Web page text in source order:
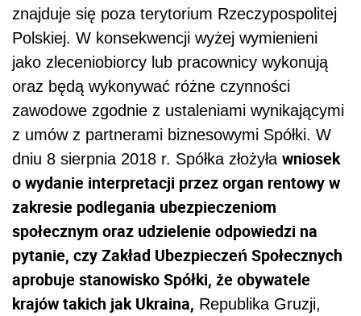
znajduje się poza terytorium Rzeczypospolitej
Polskiej. W konsekwencji wyżej wymienieni
jako zleceniobiorcy lub pracownicy wykonują
oraz będą wykonywać różne czynności
zawodowe zgodnie z ustaleniami wynikającymi
z umów z partnerami biznesowymi Spółki. W
dniu 8 sierpnia 2018 r. Spółka złożyła wniosek
o wydanie interpretacji przez organ rentowy w
zakresie podlegania ubezpieczeniom
społecznym oraz udzielenie odpowiedzi na
pytanie, czy Zakład Ubezpieczeń Społecznych
aprobuje stanowisko Spółki, że obywatele
krajów takich jak Ukraina, Republika Gruzji,